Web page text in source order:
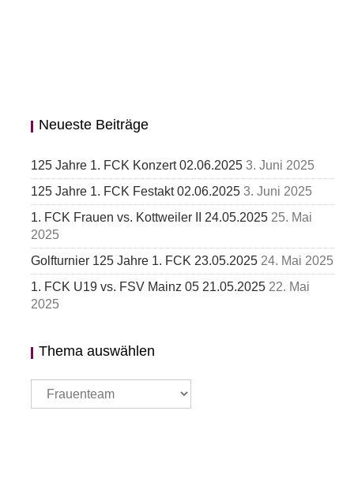
Neueste Beiträge
125 Jahre 1. FCK Konzert 02.06.2025 3. Juni 2025
125 Jahre 1. FCK Festakt 02.06.2025 3. Juni 2025
1. FCK Frauen vs. Kottweiler II 24.05.2025 25. Mai
2025
Golfturnier 125 Jahre 1. FCK 23.05.2025 24. Mai 2025
1. FCK U19 vs. FSV Mainz 05 21.05.2025 22. Mai
2025
Thema auswählen
Thema
auswählen